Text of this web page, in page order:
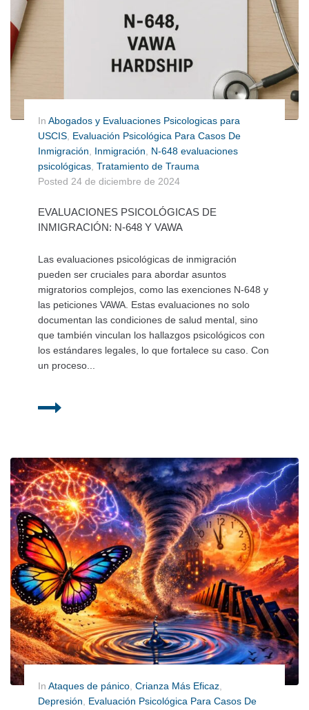
In Abogados y Evaluaciones Psicologicas para
USCIS Evaluación Psicológica Para Casos De
Inmigración
Inmigración
N-648 evaluaciones
psicológicas Tratamiento de Trauma
Posted 24 de diciembre de 2024
EVALUACIONES PSICOLÓGICAS DE
INMIGRACIÓN: N-648 Y VAWA
Las evaluaciones psicológicas de inmigración
pueden ser cruciales para abordar asuntos
migratorios complejos, como las exenciones N-648 y
las peticiones VAWA. Estas evaluaciones no solo
documentan las condiciones de salud mental, sino
que también vinculan los hallazgos psicológicos con
los estándares legales, lo que fortalece su caso. Con
un proceso...
In Ataques de pánico Crianza Más Eficaz
Depresión
Evaluación Psicológica Para Casos De